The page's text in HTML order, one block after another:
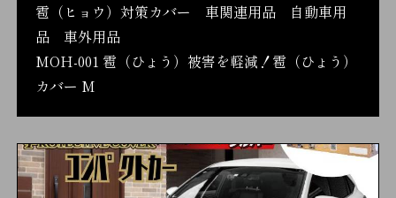
雹（ヒョウ）対策カバー 車関連用品 自動車用
品 車外用品
MOH-001 雹（ひょう）被害を軽減！雹（ひょう）
カバー M